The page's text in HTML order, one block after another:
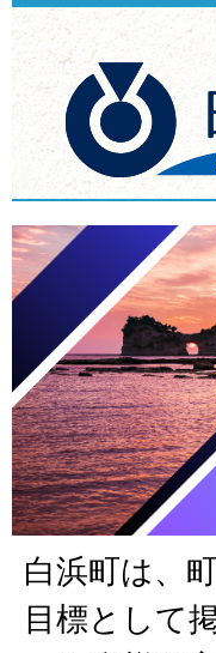
白浜町は、
目標として